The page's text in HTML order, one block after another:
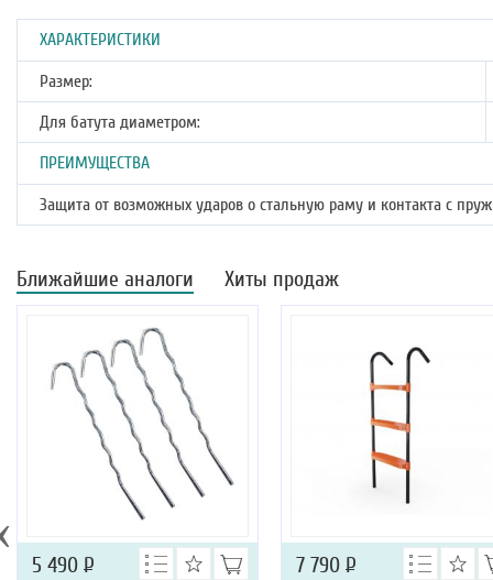
ХАРАКТЕРИСТИКИ
Размер:
Для батута диаметром:
ПРЕИМУЩЕСТВА
Защита от возможных ударов о стальную раму и контакта с
Ближайшие аналоги Хиты продаж
5 490 Р 7 790 Р